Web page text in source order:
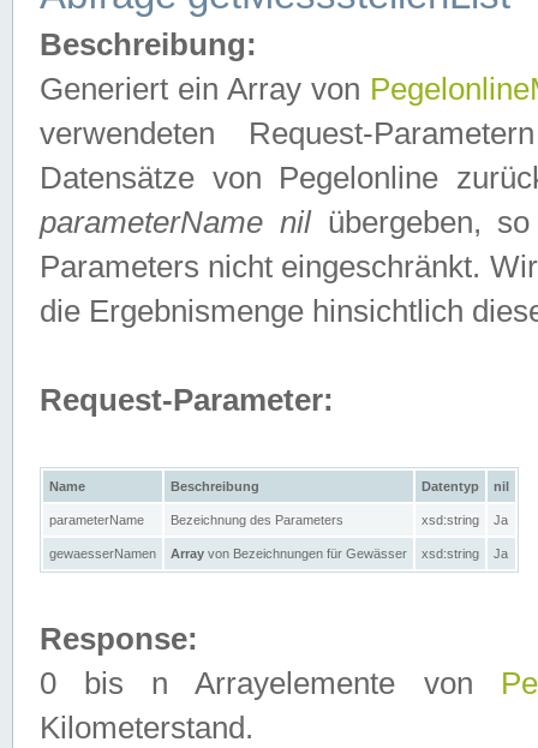
Beschreibung:
Generiert ein Array von
verwendeten Request-
Datensätze von Pegelonline
parameterName nilübergeben, so
Parameters nicht eingeschränkt.
die Ergebnismenge hinsichtlich
Request-Parameter:
Name Beschreibung Datentyp nil
parameterName Bezeichnung des Parameters xsd:string Ja
gewaesserNamen Array von Bezeichnungen für Gewässer xsd:string Ja
Response:
0 bis n Arrayelemente von
Kilometerstand.